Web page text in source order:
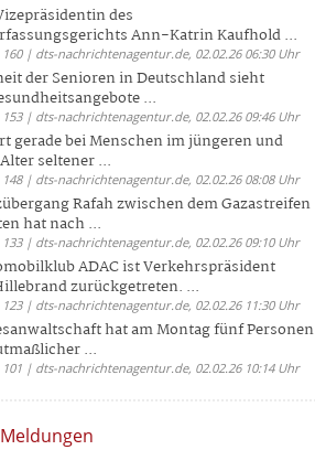
des
Ann-Katrin Kaufhold ...
| dts-nachrichtenagentur.de, 02.02.26 06:30 Uhr
der Senioren in Deutschland sieht
...
| dts-nachrichtenagentur.de, 02.02.26 09:46 Uhr
gerade bei Menschen im jüngeren und
seltener ...
| dts-nachrichtenagentur.de, 02.02.26 08:08 Uhr
Rafah zwischen dem Gazastreifen
hat nach ...
| dts-nachrichtenagentur.de, 02.02.26 09:10 Uhr
ADAC ist Verkehrspräsident
zurückgetreten. ...
| dts-nachrichtenagentur.de, 02.02.26 11:30 Uhr
hat am Montag fünf Personen
...
| dts-nachrichtenagentur.de, 02.02.26 10:14 Uhr